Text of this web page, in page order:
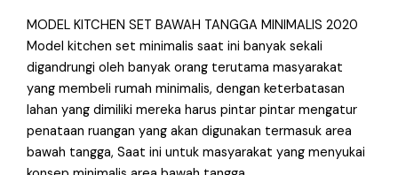
MODEL KITCHEN SET BAWAH TANGGA MINIMALIS 2020
Model kitchen set minimalis saat ini banyak sekali
digandrungi oleh banyak orang terutama masyarakat
yang membeli rumah minimalis, dengan keterbatasan
lahan yang dimiliki mereka harus pintar pintar mengatur
penataan ruangan yang akan digunakan termasuk area
bawah tangga, Saat ini untuk masyarakat yang menyukai